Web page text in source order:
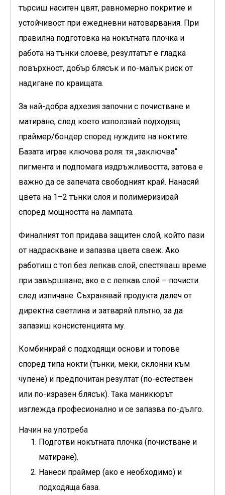
търсиш наситен цвят, равномерно покритие и
устойчивост при ежедневни натоварвания. При
правилна подготовка на нокътната плочка и
работа на тънки слоеве, резултатът е гладка
повърхност, добър блясък и по-малък риск от
надигане по краищата.
За най-добра адхезия започни с почистване и
матиране, след което използвай подходящ
праймер/бондер според нуждите на ноктите.
Базата играе ключова роля: тя „заключва“
пигмента и подпомага издръжливостта, затова е
важно да се запечата свободният край. Нанасяй
цвета на 1–2 тънки слоя и полимеризирай
според мощността на лампата.
Финалният топ придава защитен слой, който пази
от надраскване и запазва цвета свеж. Ако
работиш с топ без лепкав слой, спестяваш време
при завършване; ако е с лепкав слой – почисти
след изпичане. Съхранявай продукта далеч от
директна светлина и затваряй плътно, за да
запазиш консистенцията му.
Комбинирай с подходящи основи и топове
според типа нокти (тънки, меки, склонни към
чупене) и предпочитан резултат (по-естествен
или по-изразен блясък). Така маникюрът
изглежда професионално и се запазва по-дълго.
Начин на употреба
Подготви нокътната плочка (почистване и
матиране).
Нанеси праймер (ако е необходимо) и
подходяща база.